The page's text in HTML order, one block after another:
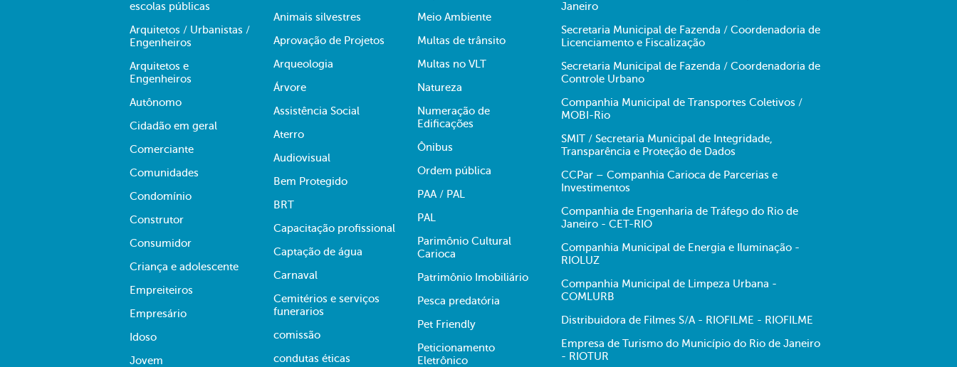
escolas públicas
Arquitetos / Urbanistas /
Engenheiros
Arquitetos e
Engenheiros
Autônomo
Cidadão em geral
Comerciante
Comunidades
Condomínio
Construtor
Consumidor
Criança e adolescente
Empreiteiros
Empresário
Idoso
Jovem
Animais silvestres
Aprovação de Projetos
Arqueologia
Árvore
Assistência Social
Aterro
Audiovisual
Bem Protegido
BRT
Capacitação profissional
Captação de água
Carnaval
Cemitérios e serviços
funerarios
comissão
condutas éticas
Meio Ambiente
Multas de trânsito
Multas no VLT
Natureza
Numeração de
Edificações
Ônibus
Ordem pública
PAA / PAL
PAL
Parimônio Cultural
Carioca
Patrimônio Imobiliário
Pesca predatória
Pet Friendly
Peticionamento
Eletrônico
Janeiro
Secretaria Municipal de Fazenda / Coordenadoria de
Licenciamento e Fiscalização
Secretaria Municipal de Fazenda / Coordenadoria de
Controle Urbano
Companhia Municipal de Transportes Coletivos /
MOBI-Rio
SMIT / Secretaria Municipal de Integridade,
Transparência e Proteção de Dados
CCPar – Companhia Carioca de Parcerias e
Investimentos
Companhia de Engenharia de Tráfego do Rio de
Janeiro - CET-RIO
Companhia Municipal de Energia e Iluminação -
RIOLUZ
Companhia Municipal de Limpeza Urbana -
COMLURB
Distribuidora de Filmes S/A - RIOFILME - RIOFILME
Empresa de Turismo do Município do Rio de Janeiro
- RIOTUR